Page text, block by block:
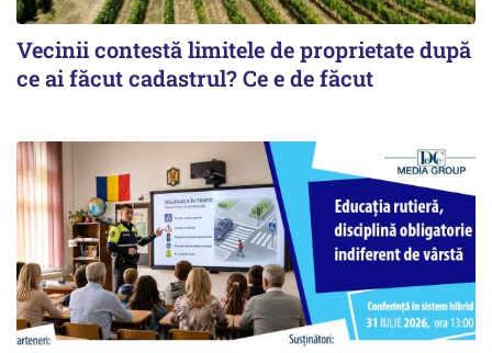
Vecinii contestă limitele de proprietate după
ce ai făcut cadastrul? Ce e de făcut